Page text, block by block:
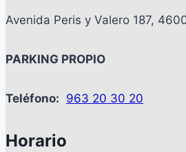
Avenida Peris y Valero 187,
PARKING PROPIO
Teléfono: 963 20 30 20
Horario